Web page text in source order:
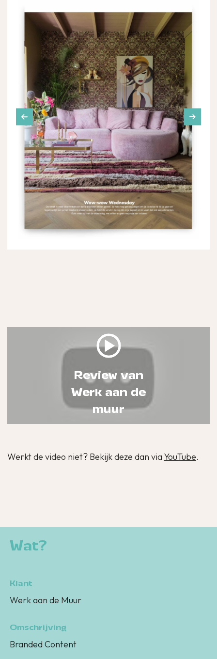
Review van
Werk aan de
muur
Review van
Werk aan de
muur
Werkt de video niet? Bekijk deze dan via YouTube.
Wat?
Klant
Werk aan de Muur
Omschrijving
Branded Content